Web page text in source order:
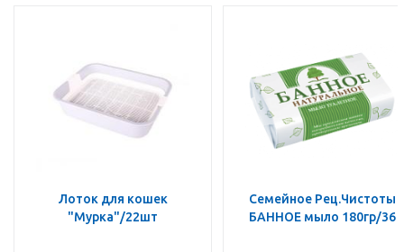
Лоток для кошек
"Мурка"/22шт
Семейное Рец.Чистоты
БАННОЕ мыло 180гр/36